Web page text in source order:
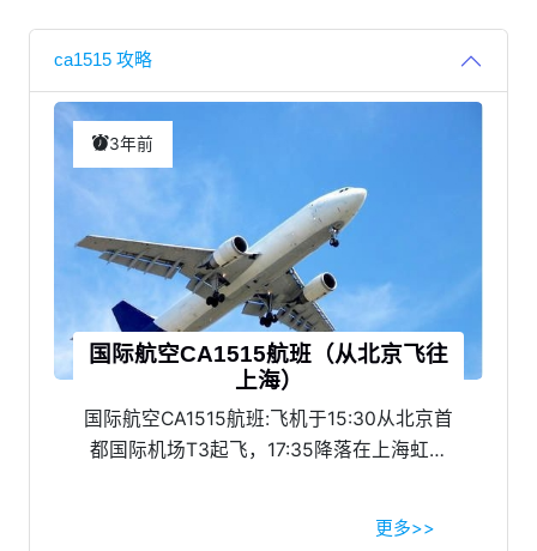
ca1515 攻略
3年前
国际航空CA1515航班（从北京飞往
上海）
国际航空CA1515航班:飞机于15:30从北京首
都国际机场T3起飞，17:35降落在上海虹桥
更多>>